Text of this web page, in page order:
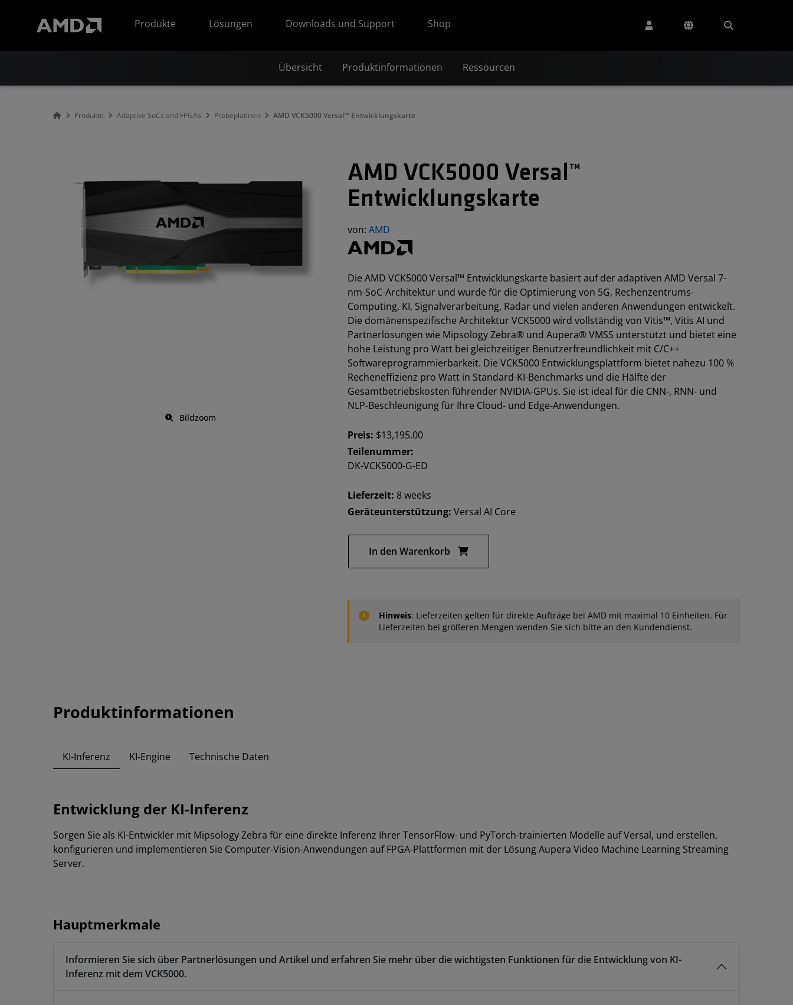
Produkte
Lösungen Downloads und Support Shop
Übersicht Produktinformationen Ressourcen
Produkte Adaptive SoCs and FPGAs Probeplatinen AMD VCK5000 Versal™ Entwicklungskarte
Bildzoom
AMD VCK5000 Versal™
Entwicklungskarte
von:AMD
Die AMD VCK5000 Versal™ Entwicklungskarte basiert auf der adaptiven AMD Versal 7-
nm-SoC-Architektur und wurde für die Optimierung von 5G, Rechenzentrums-
Computing, KI, Signalverarbeitung, Radar und vielen anderen Anwendungen entwickelt.
Die domänenspezifische Architektur VCK5000 wird vollständig von Vitis™, Vitis AI und
Partnerlösungen wie Mipsology Zebra® und Aupera® VMSS unterstützt und bietet eine
hohe Leistung pro Watt bei gleichzeitiger Benutzerfreundlichkeit mit C/C++
Softwareprogrammierbarkeit. Die VCK5000 Entwicklungsplattform bietet nahezu 100 %
Recheneffizienz pro Watt in Standard-KI-Benchmarks und die Hälfte der
Gesamtbetriebskosten führender NVIDIA-GPUs. Sie ist ideal für die CNN-, RNN- und
NLP-Beschleunigung für Ihre Cloud- und Edge-Anwendungen.
Preis: $13,195.00
Teilenummer:
DK-VCK5000-G-ED
Lieferzeit: 8 weeks
Geräteunterstützung:Versal AI Core
In den Warenkorb
Hinweis: Lieferzeiten gelten für direkte Aufträge bei AMD mit maximal 10 Einheiten. Für
Lieferzeiten bei größeren Mengen wenden Sie sich bitte an den Kundendienst.
Produktinformationen
KI-Inferenz KI-Engine Technische Daten
Entwicklung der KI-Inferenz
Sorgen Sie als KI-Entwickler mit Mipsology Zebra für eine direkte Inferenz Ihrer TensorFlow- und PyTorch-trainierten Modelle auf Versal, und erstellen,
konfigurieren und implementieren Sie Computer-Vision-Anwendungen auf FPGA-Plattformen mit der Lösung Aupera Video Machine Learning Streaming
Server.
Hauptmerkmale
Informieren Sie sich über Partnerlösungen und Artikel und erfahren Sie mehr über die wichtigsten Funktionen für die Entwicklung von KI-
Inferenz mit dem VCK5000.